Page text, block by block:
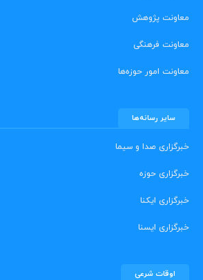
معاونت پژوهش
معاونت فرهنگی
معاونت امور حوزه‌ها
سایر رسانه‌ها
خبرگزاری صدا و سیما
خبرگزاری حوزه
خبرگزاری ایکنا
خبرگزاری ایسنا
اوقات شرعی